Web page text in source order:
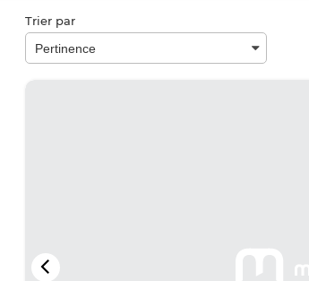
Trier par